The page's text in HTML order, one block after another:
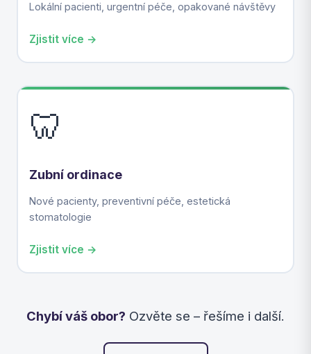
Lokální pacienti, urgentní péče, opakované návštěvy
Zjistit více →
🦷
Zubní ordinace
Nové pacienty, preventivní péče, estetická
stomatologie
Zjistit více →
Chybí váš obor? Ozvěte se – řešíme i další.